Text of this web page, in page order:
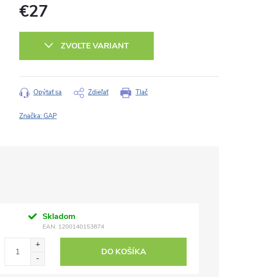
€27
ZVOĽTE VARIANT
Tlač
Opýtať sa Zdieľať
Značka:GAP
Skladom
EAN: 1200140153874
DO KOŠÍKA